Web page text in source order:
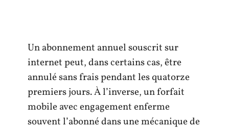
Un abonnement annuel souscrit sur
internet peut, dans certains cas, être
annulé sans frais pendant les quatorze
premiers jours. À l’inverse, un forfait
mobile avec engagement enferme
souvent l’abonné dans une mécanique de